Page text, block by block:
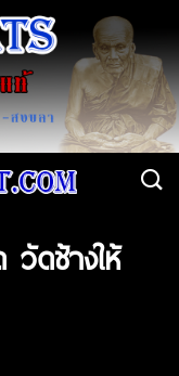
ดช้างให้